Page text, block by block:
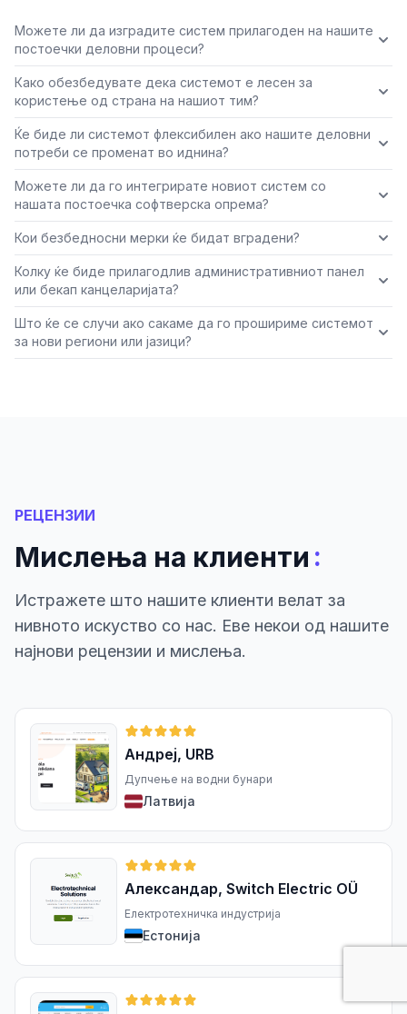
Можете ли да изградите систем прилагоден на нашите
постоечки деловни процеси?
Како обезбедувате дека системот е лесен за
користење од страна на нашиот тим?
Ќе биде ли системот флексибилен ако нашите деловни
потреби се променат во иднина?
Можете ли да го интегрирате новиот систем со
нашата постоечка софтверска опрема?
Кои безбедносни мерки ќе бидат вградени?
Колку ќе биде прилагодлив административниот панел
или бекап канцеларијата?
Што ќе се случи ако сакаме да го прошириме системот
за нови региони или јазици?
РЕЦЕНЗИИ
Мислења на клиенти :
Истражете што нашите клиенти велат за
нивното искуство со нас. Еве некои од нашите
најнови рецензии и мислења.
Андреј, URB
Дупчење на водни бунари
Латвија
Александар, Switch Electric OÜ
Електротехничка индустрија
Естонија